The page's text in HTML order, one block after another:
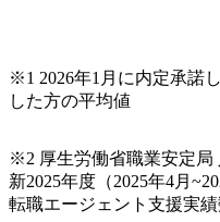
承ください。 【服装・持
装でご参加ください。 【
定 ・全社デジタルトラン
務/組織/システムの現状分
ート/パブリッククラウド
※1 2026年1月に内定承諾
した方の平均値
※2 厚生労働省職業安定局
新2025年度（2025年4月
転職エージェント支援実